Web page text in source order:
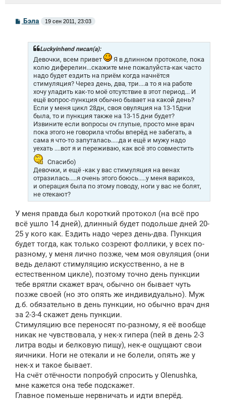
СБэла 19 сен 2011, 23:03
Luckyinhend писал(а):
Девочки, всем привет
Я в длинном протоколе, пока
колю диферелин...скажите мне пожалуйста-как часто
надо будет ездить на приём когда начнётся
стимуляция? Через день, два, три....а то я на работе
хочу уладить как-то моё отсутствие в этот период... И
ещё вопрос-пункция обычно бывает на какой день?
Если у меня цикл 28дн, своя овуляция на 13-15дни
была, то и пункция также на 13-15 дни будет?
Извините если вопросы оч глупые, просто мне врач
пока этого не говорила чтобы вперёд не забегать, а
сама я что-то запуталась.....да и ещё и мужу надо
уехать ....вот я и переживаю, как всё это совместить
Спасибо)
Девочки, и ещё -как у вас стимуляция на венах
отразилась.....я очень этого боюсь.....у меня варикоз,
и операция была по этому поводу, ноги у вас не болят,
не отекают?
У меня правда был короткий протокол (на всё про
всё ушло 14 дней), длинный будет подольше дней 20-
25 у кого как. Ездить надо через день-два. Пункция
будет тогда, как только созреют фоллики, у всех по-
разному, у меня лично позже, чем моя овуляция (они
ведь делают стимуляцию искусственно, а не в
естественном цикле), поэтому точно день пункции
тебе врятли скажет врач, обычно он бывает чуть
позже своей (но это опять же индивидуально). Муж
д.б. обязательно в день пункции, но обычно врач дня
за 2-3-4 скажет день пункции.
Стимуляцию все переносят по-разному, я её вообще
никак не чувствовала, у нек-х гипера (пей в день 2-3
литра воды и белковую пищу), нек-е ощущают свои
яичники. Ноги не отекали и не болели, опять же у
нек-х и такое бывает.
На счёт отёчности попробуй спросить у Olenushka,
мне кажется она тебе подскажет.
Главное поменьше нервничать и идти вперёд.